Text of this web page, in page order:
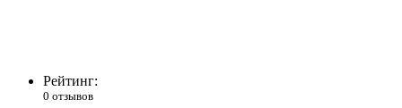
Рейтинг:
0 отзывов